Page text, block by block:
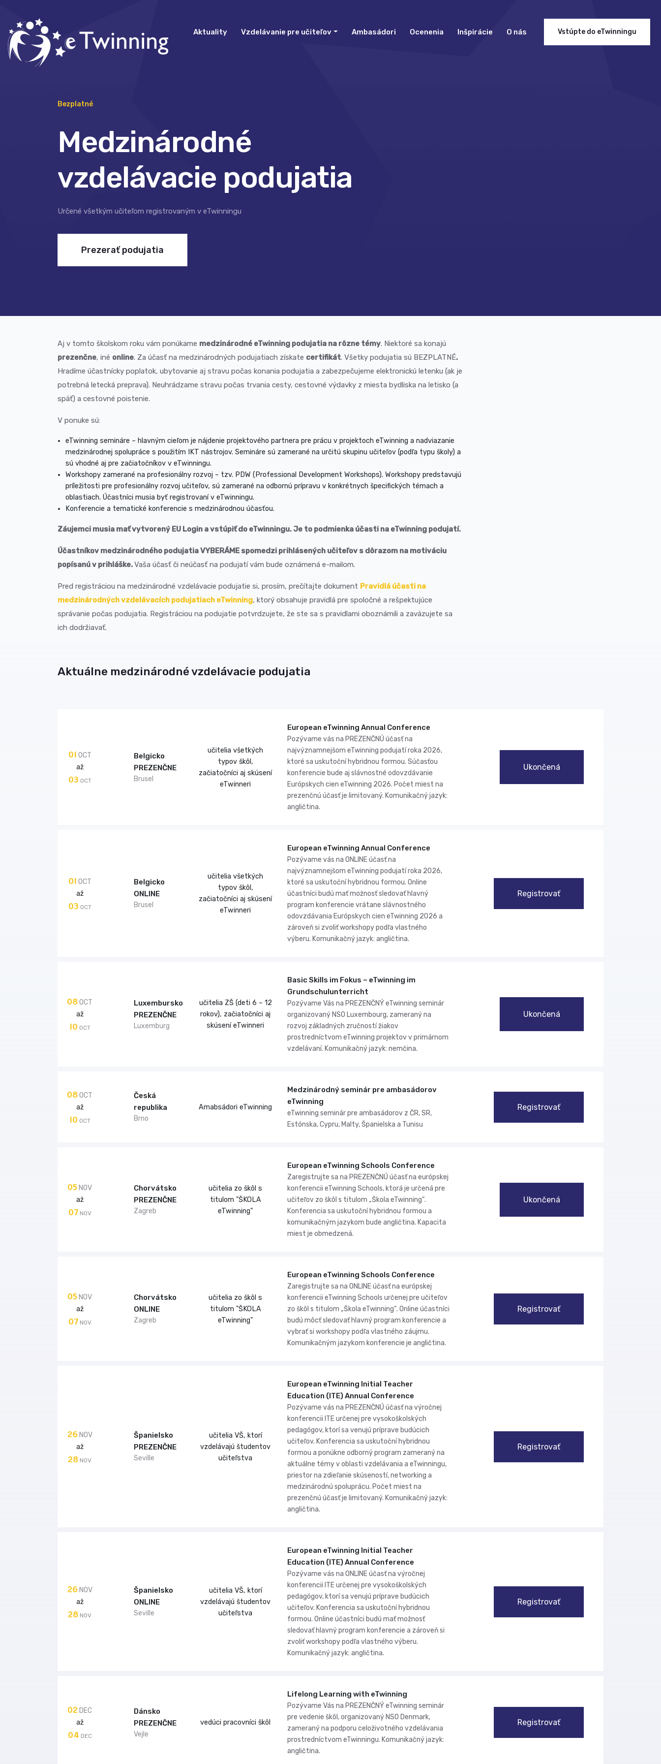
Aktuality Vzdelávanie pre učiteľov Ambasádori Ocenenia Inšpirácie O nás Vstúpte do eTwinningu
Bezplatné
Medzinárodné
vzdelávacie podujatia
Určené všetkým učiteľom registrovaným v eTwinningu
Prezerať podujatia
Aj v tomto školskom roku vám ponúkame medzinárodné eTwinning podujatia na rôzne témy. Niektoré sa konajú
prezenčne, iné online. Za účasť na medzinárodných podujatiach získate certifikát. Všetky podujatia sú BEZPLATNÉ.
Hradíme účastnícky poplatok, ubytovanie aj stravu počas konania podujatia a zabezpečujeme elektronickú letenku (ak je
potrebná letecká preprava). Neuhrádzame stravu počas trvania cesty, cestovné výdavky z miesta bydliska na letisko (a
späť) a cestovné poistenie.
V ponuke sú:
eTwinning semináre – hlavným cieľom je nájdenie projektového partnera pre prácu v projektoch eTwinning a nadviazanie
medzinárodnej spolupráce s použitím IKT nástrojov. Semináre sú zamerané na určitú skupinu učiteľov (podľa typu školy) a
sú vhodné aj pre začiatočníkov v eTwinningu.
Workshopy zamerané na profesionálny rozvoj – tzv. PDW (Professional Development Workshops). Workshopy predstavujú
príležitosti pre profesionálny rozvoj učiteľov, sú zamerané na odbornú prípravu v konkrétnych špecifických témach a
oblastiach. Účastníci musia byť registrovaní v eTwinningu.
Konferencie a tematické konferencie s medzinárodnou účasťou.
Záujemci musia mať vytvorený EU Login a vstúpiť do eTwinningu. Je to podmienka účasti na eTwinning podujatí.
Účastníkov medzinárodného podujatia VYBERÁME spomedzi prihlásených učiteľov s dôrazom na motiváciu
popísanú v prihláške.Vaša účasť či neúčasť na podujatí vám bude oznámená e-mailom.
Pred registráciou na medzinárodné vzdelávacie podujatie si, prosím, prečítajte dokument Pravidlá účasti na
medzinárodných vzdelávacích podujatiach eTwinning, ktorý obsahuje pravidlá pre spoločné a rešpektujúce
správanie počas podujatia. Registráciou na podujatie potvrdzujete, že ste sa s pravidlami oboznámili a zaväzujete sa
ich dodržiavať.
Aktuálne medzinárodné vzdelávacie podujatia
01 OCT
až
03 OCT
Belgicko
PREZENČNE
Brusel
učitelia všetkých
typov škôl,
začiatočníci aj skúsení
eTwinneri
European eTwinning Annual Conference
Pozývame vás na PREZENČNÚ účasť na
najvýznamnejšom eTwinning podujatí roka 2026,
ktoré sa uskutoční hybridnou formou. Súčasťou
konferencie bude aj slávnostné odovzdávanie
Európskych cien eTwinning 2026. Počet miest na
prezenčnú účasť je limitovaný. Komunikačný jazyk:
angličtina.
Ukončená
01 OCT
až
03 OCT
Belgicko
ONLINE
Brusel
učitelia všetkých
typov škôl,
začiatočníci aj skúsení
eTwinneri
European eTwinning Annual Conference
Pozývame vás na ONLINE účasť na
najvýznamnejšom eTwinning podujatí roka 2026,
ktoré sa uskutoční hybridnou formou. Online
účastníci budú mať možnosť sledovať hlavný
program konferencie vrátane slávnostného
odovzdávania Európskych cien eTwinning 2026 a
zároveň si zvoliť workshopy podľa vlastného
výberu. Komunikačný jazyk: angličtina.
Registrovať
08OCT
až
10 OCT
Luxembursko
PREZENČNE
Luxemburg
učitelia ZŠ (deti 6 – 12
rokov), začiatočníci aj
skúsení eTwinneri
Basic Skills im Fokus – eTwinning im
Grundschulunterricht
Pozývame Vás na PREZENČNÝ eTwinning seminár
organizovaný NSO Luxembourg, zameraný na
rozvoj základných zručností žiakov
prostredníctvom eTwinning projektov v primárnom
vzdelávaní. Komunikačný jazyk: nemčina.
Ukončená
08OCT
až
10 OCT
Česká
republika
Brno
Amabsádori eTwinning
Medzinárodný seminár pre ambasádorov
eTwinning
eTwinning seminár pre ambasádorov z ČR, SR,
Estónska, Cypru, Malty, Španielska a Tunisu
Registrovať
05NOV
až
07 NOV
Chorvátsko
PREZENČNE
Zagreb
učitelia zo škôl s
titulom "ŠKOLA
eTwinning"
European eTwinning Schools Conference
Zaregistrujte sa na PREZENČNÚ účasť na európskej
konferencii eTwinning Schools, ktorá je určená pre
učiteľov zo škôl s titulom „Škola eTwinning“.
Konferencia sa uskutoční hybridnou formou a
komunikačným jazykom bude angličtina. Kapacita
miest je obmedzená.
Ukončená
05NOV
až
07 NOV
Chorvátsko
ONLINE
Zagreb
učitelia zo škôl s
titulom "ŠKOLA
eTwinning"
European eTwinning Schools Conference
Zaregistrujte sa na ONLINE účasť na európskej
konferencii eTwinning Schools určenej pre učiteľov
zo škôl s titulom „Škola eTwinning“. Online účastníci
budú môcť sledovať hlavný program konferencie a
vybrať si workshopy podľa vlastného záujmu.
Komunikačným jazykom konferencie je angličtina.
Registrovať
26 NOV
až
28 NOV
Španielsko
PREZENČNE
Seville
učitelia VŠ, ktorí
vzdelávajú študentov
učiteľstva
European eTwinning Initial Teacher
Education (ITE) Annual Conference
Pozývame vás na PREZENČNÚ účasť na výročnej
konferencii ITE určenej pre vysokoškolských
pedagógov, ktorí sa venujú príprave budúcich
učiteľov. Konferencia sa uskutoční hybridnou
formou a ponúkne odborný program zameraný na
aktuálne témy v oblasti vzdelávania a eTwinningu,
priestor na zdieľanie skúseností, networking a
medzinárodnú spoluprácu. Počet miest na
prezenčnú účasť je limitovaný. Komunikačný jazyk:
angličtina.
Registrovať
26 NOV
až
28 NOV
Španielsko
ONLINE
Seville
učitelia VŠ, ktorí
vzdelávajú študentov
učiteľstva
European eTwinning Initial Teacher
Education (ITE) Annual Conference
Pozývame vás na ONLINE účasť na výročnej
konferencii ITE určenej pre vysokoškolských
pedagógov, ktorí sa venujú príprave budúcich
učiteľov. Konferencia sa uskutoční hybridnou
formou. Online účastníci budú mať možnosť
sledovať hlavný program konferencie a zároveň si
zvoliť workshopy podľa vlastného výberu.
Komunikačný jazyk: angličtina.
Registrovať
02DEC
až
04 DEC
Dánsko
PREZENČNE
Vejle
vedúci pracovníci škôl
Lifelong Learning with eTwinning
Pozývame Vás na PREZENČNÝ eTwinning seminár
pre vedenie škôl, organizovaný NSO Denmark,
zameraný na podporu celoživotného vzdelávania
prostredníctvom eTwinningu. Komunikačný jazyk:
angličtina.
Registrovať